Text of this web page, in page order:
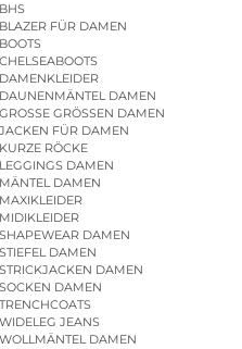
BHS
BLAZER FÜR DAMEN
BOOTS
CHELSEABOOTS
DAMENKLEIDER
DAUNENMÄNTEL DAMEN
GROSSE GRÖSSEN DAMEN
JACKEN FÜR DAMEN
KURZE RÖCKE
LEGGINGS DAMEN
MÄNTEL DAMEN
MAXIKLEIDER
MIDIKLEIDER
SHAPEWEAR DAMEN
STIEFEL DAMEN
STRICKJACKEN DAMEN
SOCKEN DAMEN
TRENCHCOATS
WIDELEG JEANS
WOLLMÄNTEL DAMEN